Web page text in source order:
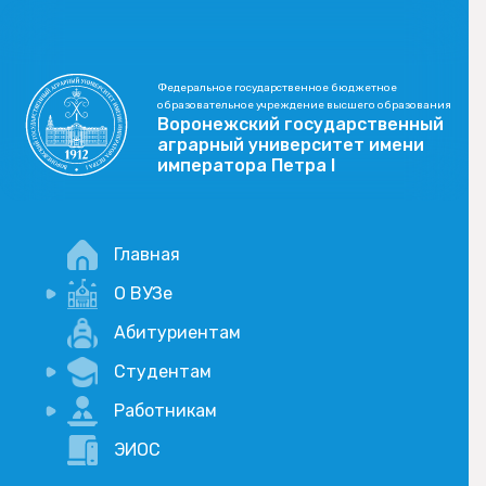
Федеральное государственное бюджетное
образовательное учреждение высшего образования
Воронежский государственный
аграрный университет имени
императора Петра I
Главная
О ВУЗе
Новости
Учебный процесс
Научная деятельность
Абитуриентам
Студентам
Портал дистанционого обучения
Академические отпуска
Работникам
Внимание, опрос!
ЭИОС